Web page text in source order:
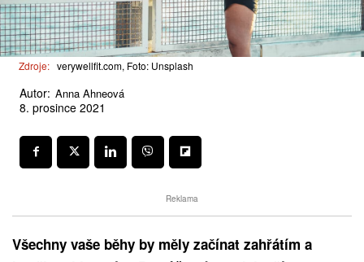
Zdroje: verywellfit.com, Foto: Unsplash
Autor: Anna Ahneová
8. prosince 2021
Reklama
Všechny vaše běhy by měly začínat zahřátím a